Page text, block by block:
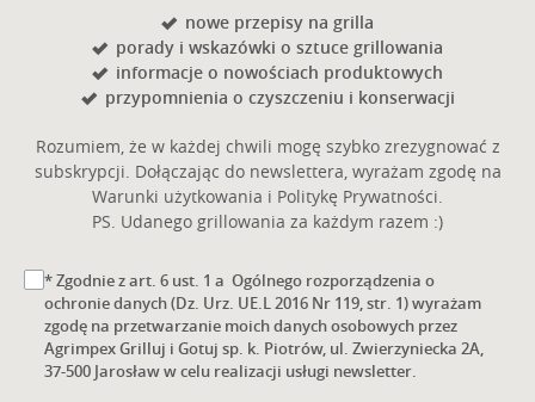
nowe przepisy na grilla
porady i wskazówki o sztuce grillowania
informacje o nowościach produktowych
przypomnienia o czyszczeniu i konserwacji
Rozumiem, że w każdej chwili mogę szybko zrezygnować z
subskrypcji. Dołączając do newslettera, wyrażam zgodę na
Warunki użytkowania i Politykę Prywatności.
PS. Udanego grillowania za każdym razem :)
* Zgodnie z art. 6 ust. 1 a Ogólnego rozporządzenia o
ochronie danych (Dz. Urz. UE.L 2016 Nr 119, str. 1) wyrażam
zgodę na przetwarzanie moich danych osobowych przez
Agrimpex Grilluj i Gotuj sp. k. Piotrów, ul. Zwierzyniecka 2A,
37-500 Jarosław w celu realizacji usługi newsletter.